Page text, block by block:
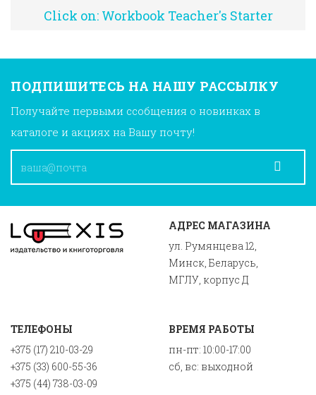
Click on: Workbook Teacher's Starter
ПОДПИШИТЕСЬ НА НАШУ РАССЫЛКУ
Получайте первыми ссобщения о новинках в
каталоге и акциях на Вашу почту!
АДРЕС МАГАЗИНА
ул. Румянцева 12,
Минск, Беларусь,
МГЛУ, корпус Д
ТЕЛЕФОНЫ
+375 (17) 210-03-29
+375 (33) 600-55-36
+375 (44) 738-03-09
ВРЕМЯ РАБОТЫ
пн-пт: 10:00-17:00
сб, вс: выходной